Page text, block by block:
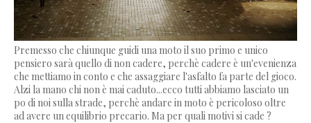
Premesso che chiunque guidi una moto il suo primo e unico
pensiero sarà quello di non cadere, perchè cadere è un'evenienza
che mettiamo in conto e che assaggiare l'asfalto fa parte del gioco.
Alzi la mano chi non è mai caduto...ecco tutti abbiamo lasciato un
po di noi sulla strade, perchè andare in moto è pericoloso oltre
ad avere un equilibrio precario. Ma per quali motivi si cade ?